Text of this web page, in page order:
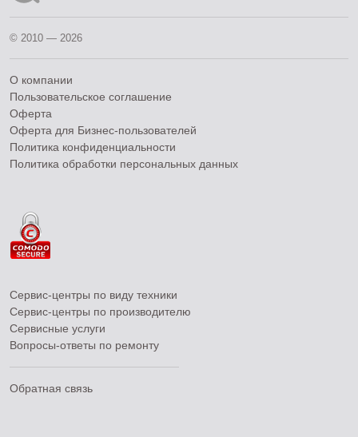
© 2010 — 2026
О компании
Пользовательское соглашение
Оферта
Оферта для Бизнес-пользователей
Политика конфиденциальности
Политика обработки персональных данных
Сервис-центры по виду техники
Сервис-центры по производителю
Сервисные услуги
Вопросы-ответы по ремонту
Обратная связь